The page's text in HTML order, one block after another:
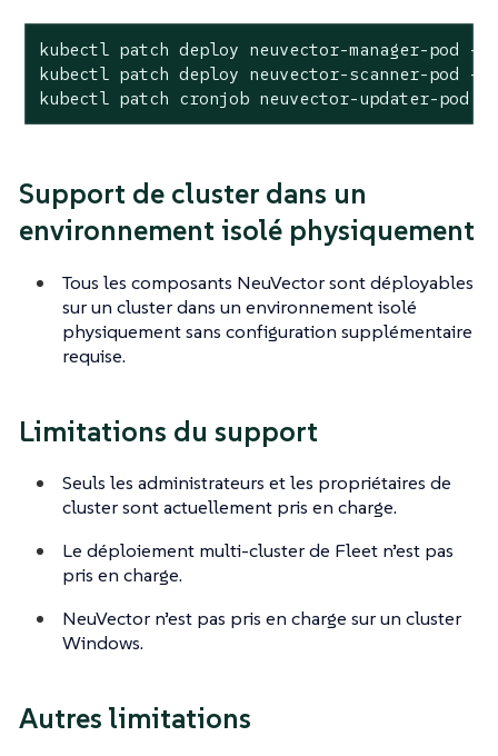
kubectl patch deploy neuvector-manager-
kubectl patch deploy neuvector-scanner-
kubectl patch cronjob neuvector-updater-
Support de cluster dans un
environnement isolé physiquement
Tous les composants NeuVector sont déployables
sur un cluster dans un environnement isolé
physiquement sans configuration supplémentaire
requise.
Limitations du support
Seuls les administrateurs et les propriétaires de
cluster sont actuellement pris en charge.
Le déploiement multi-cluster de Fleet n’est pas
pris en charge.
NeuVector n’est pas pris en charge sur un cluster
Windows.
Autres limitations